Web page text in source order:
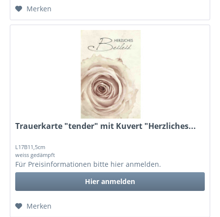
Merken
Trauerkarte "tender" mit Kuvert "Herzliches...
L17B11,5cm
weiss gedämpft
Für Preisinformationen bitte hier anmelden.
Hier anmelden
Merken